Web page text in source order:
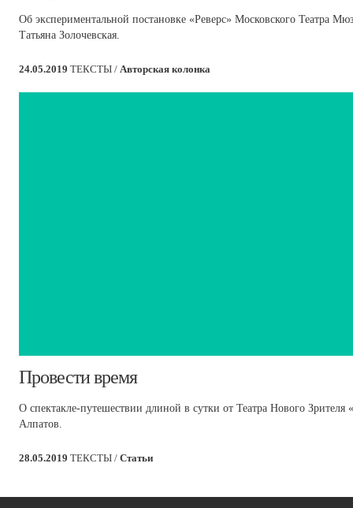
Об экспериментальной постановке «Реверс» Московского Театра
Татьяна Золочевская.
24.05.2019 ТЕКСТЫ / Авторская колонка
​Провести время
О спектакле-путешествии длиной в сутки от Театра Нового
Алпатов.
28.05.2019 ТЕКСТЫ / Статьи